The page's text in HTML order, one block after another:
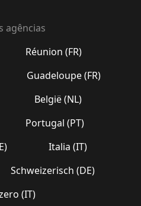
agências
Réunion (FR)
Guadeloupe (FR)
België (NL)
Portugal (PT)
Italia (IT)
Schweizerisch (DE)
(IT)